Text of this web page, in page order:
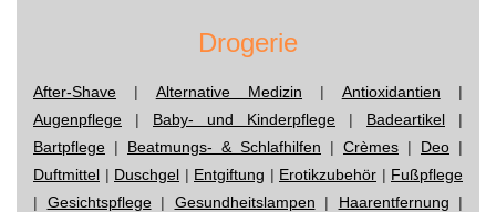
Drogerie
After-Shave | Alternative Medizin | Antioxidantien |
Augenpflege | Baby- und Kinderpflege | Badeartikel |
Bartpflege | Beatmungs- & Schlafhilfen | Crèmes | Deo |
Duftmittel | Duschgel | Entgiftung | Erotikzubehör | Fußpflege
| Gesichtspflege| Gesundheitslampen | Haarentfernung |